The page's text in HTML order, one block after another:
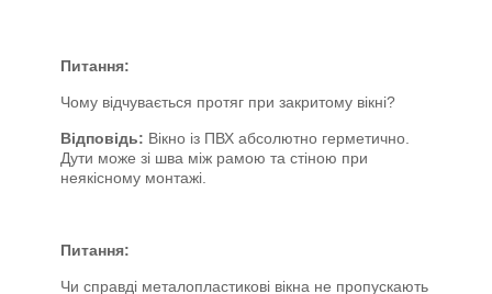
Питання:
Чому відчувається протяг при закритому вікні?
Відповідь: Вікно із ПВХ абсолютно герметично.
Дути може зі шва між рамою та стіною при
неякісному монтажі.
Питання:
Чи справді металопластикові вікна не пропускають